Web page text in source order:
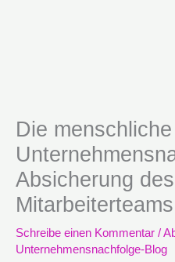
Die
Absicherung des
Mitarbeiterteams
Schreibe einen Kommentar /
Unternehmensnachfolge-Blog